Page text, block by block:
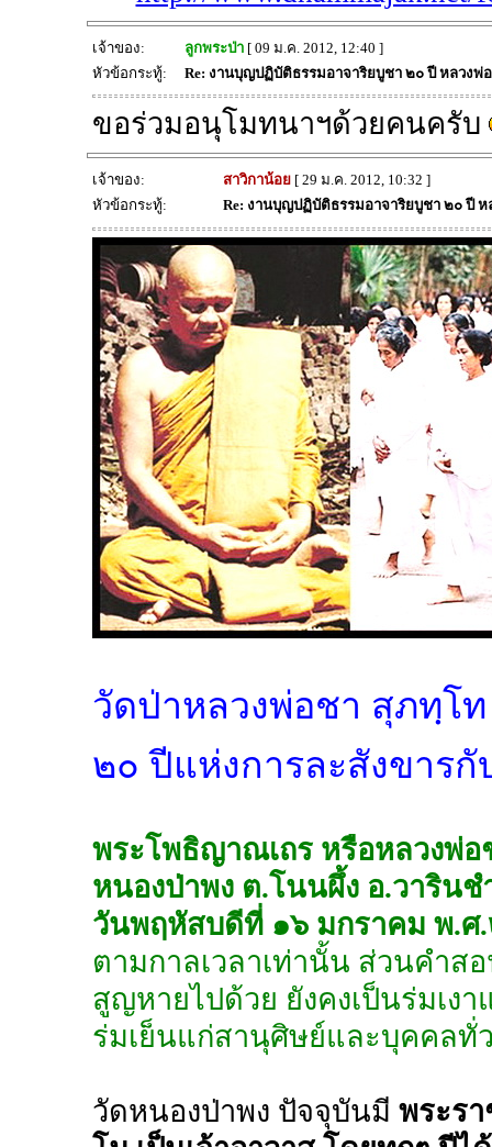
เจ้าของ: ลูกพระป่า[ 09 ม.ค. 2012, 12:40 ]
หัวข้อกระทู้:
Re: งานบุญปฏิบัติธรรมอาจาริยบูชา ๒๐ ปี หลวงพ่
ขอร่วมอนุโมทนาฯด้วยคนครับ
เจ้าของ: สาวิกาน้อย[ 29 ม.ค. 2012, 10:32 ]
หัวข้อกระทู้:
Re: งานบุญปฏิบัติธรรมอาจาริยบูชา ๒๐ ปี ห
วัดป่าหลวงพ่อชา สุภทฺโท
๒๐ ปีแห่งการละสังขาร
พระโพธิญาณเถร หรือหลวงพ่อ
หนองป่าพง ต.โนนผึ้ง อ.วาริน
วันพฤหัสบดีที่ ๑๖ มกราคม พ.
ตามกาลเวลาเท่านั้น ส่วนคำ
สูญหายไปด้วย ยังคงเป็นร่มเ
ร่มเย็นแก่สานุศิษย์และบุคคลทั่
วัดหนองป่าพง ปัจจุบันมี พระร